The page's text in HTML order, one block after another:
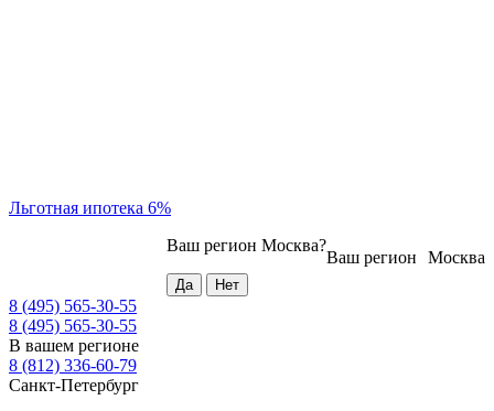
Льготная ипотека 6%
Москва
Ваш регион
Ваш регион Москва?
8 (495) 565-30-55
8 (495) 565-30-55
В вашем регионе
8 (812) 336-60-79
Санкт-Петербург